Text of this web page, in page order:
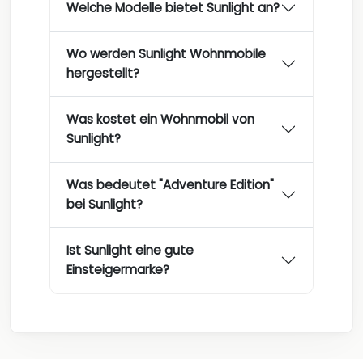
Welche Modelle bietet Sunlight an?
Wo werden Sunlight Wohnmobile
hergestellt?
Was kostet ein Wohnmobil von
Sunlight?
Was bedeutet "Adventure Edition"
bei Sunlight?
Ist Sunlight eine gute
Einsteigermarke?